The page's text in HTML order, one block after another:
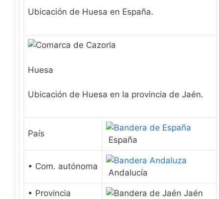
Ubicación de Huesa en España.
Huesa
Ubicación de Huesa en la provincia de Jaén.
País
España
• Com. autónoma
Andalucía
• Provincia Jaén